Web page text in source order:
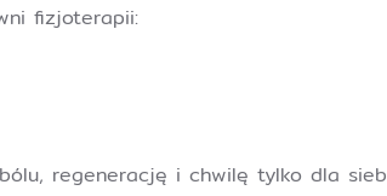
fizjoterapii:
regenerację i chwilę tylko dla